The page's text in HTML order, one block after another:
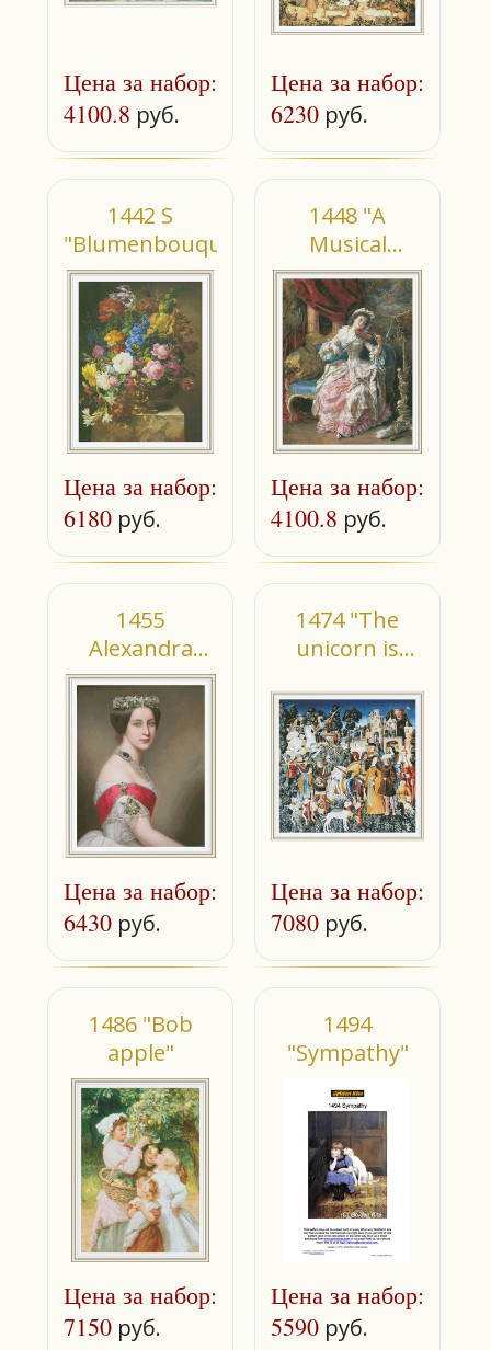
Цена за набор:
4100.8 руб.
Цена за набор:
6230 руб.
1442 S
"Blumenbouquet"
Цена за набор:
6180 руб.
1448 "A
Musical
Afternoon"
Цена за набор:
4100.8 руб.
1455
Alexandra
Iosifovna
Цена за набор:
6430 руб.
1474 "The
unicorn is
Цена за набор:
7080 руб.
1486 "Bob
apple"
Цена за набор:
7150 руб.
1494
"Sympathy"
Цена за набор:
5590 руб.